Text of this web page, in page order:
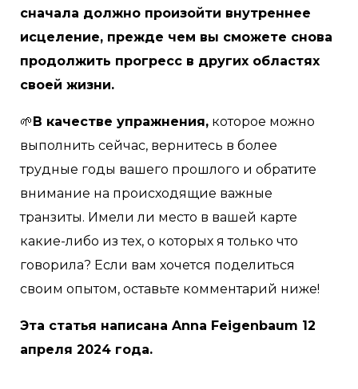
сначала должно произойти внутреннее
исцеление, прежде чем вы сможете снова
продолжить прогресс в других областях
своей жизни.
🌱В качестве упражнения, которое можно
выполнить сейчас, вернитесь в более
трудные годы вашего прошлого и обратите
внимание на происходящие важные
транзиты. Имели ли место в вашей карте
какие-либо из тех, о которых я только что
говорила? Если вам хочется поделиться
своим опытом, оставьте комментарий ниже!
Эта статья написана Anna Feigenbaum 12
апреля 2024 года.